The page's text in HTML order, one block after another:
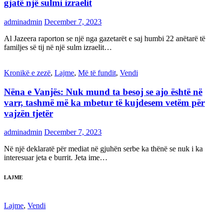
gjatë një sulmi izraelit
adminadmin December 7, 2023
Al Jazeera raporton se një nga gazetarët e saj humbi 22 anëtarë të
familjes së tij në një sulm izraelit…
Kronikë e zezë, Lajme, Më të fundit, Vendi
Nëna e Vanjës: Nuk mund ta besoj se ajo është në
varr, tashmë më ka mbetur të kujdesem vetëm për
vajzën tjetër
adminadmin December 7, 2023
Në një deklaratë për mediat në gjuhën serbe ka thënë se nuk i ka
interesuar jeta e burrit. Jeta ime…
LAJME
Lajme, Vendi